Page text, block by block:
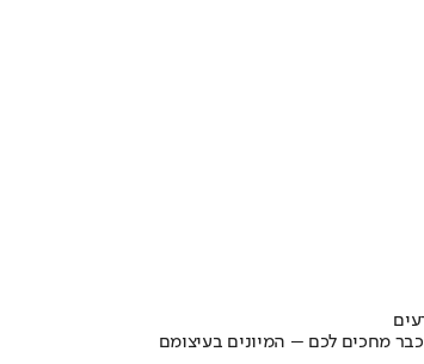
מחכים לכם – המיונים בעיצומם